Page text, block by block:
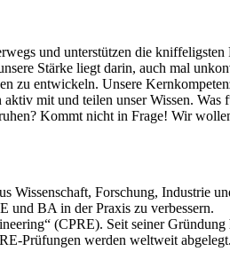
und unterstützen die
Stärke liegt darin, auch mal
zu entwickeln. Unsere
mit und teilen unser Wissen.
Kommt nicht in Frage! Wir
Forschung, Industrie
und BA in der Praxis zu verbessern.
(CPRE). Seit seiner
Prüfungen werden weltweit abgelegt.